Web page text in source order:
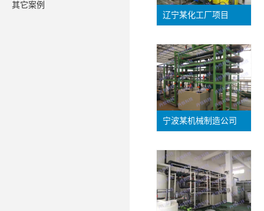
其它案例
辽宁某化工厂项目
宁波某机械制造公司